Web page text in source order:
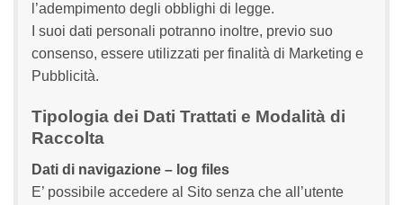
l’adempimento degli obblighi di legge.
I suoi dati personali potranno inoltre, previo suo
consenso, essere utilizzati per finalità di Marketing e
Pubblicità.
Tipologia dei Dati Trattati e Modalità di
Raccolta
Dati di navigazione – log files
E’ possibile accedere al Sito senza che all’utente